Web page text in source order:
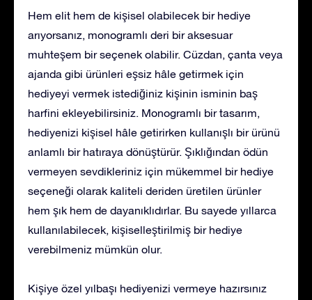
Hem elit hem de kişisel olabilecek bir hediye
arıyorsanız, monogramlı deri bir aksesuar
muhteşem bir seçenek olabilir. Cüzdan, çanta veya
ajanda gibi ürünleri eşsiz hâle getirmek için
hediyeyi vermek istediğiniz kişinin isminin baş
harfini ekleyebilirsiniz. Monogramlı bir tasarım,
hediyenizi kişisel hâle getirirken kullanışlı bir ürünü
anlamlı bir hatıraya dönüştürür. Şıklığından ödün
vermeyen sevdikleriniz için mükemmel bir hediye
seçeneği olarak kaliteli deriden üretilen ürünler
hem şık hem de dayanıklıdırlar. Bu sayede yıllarca
kullanılabilecek, kişiselleştirilmiş bir hediye
verebilmeniz mümkün olur.
Kişiye özel yılbaşı hediyenizi vermeye hazırsınız